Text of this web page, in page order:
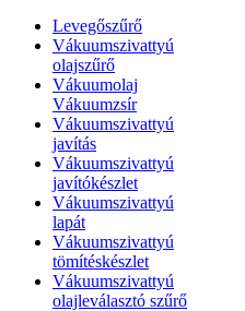
Levegőszűrő
Vákuumszivattyú
olajszűrő
Vákuumolaj
Vákuumzsír
Vákuumszivattyú
javítás
Vákuumszivattyú
javítókészlet
Vákuumszivattyú
lapát
Vákuumszivattyú
tömítéskészlet
Vákuumszivattyú
olajleválasztó szűrő